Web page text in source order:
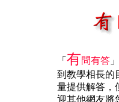
「 有問有答
到教學相長的
量提供解答，
迎其他網友將